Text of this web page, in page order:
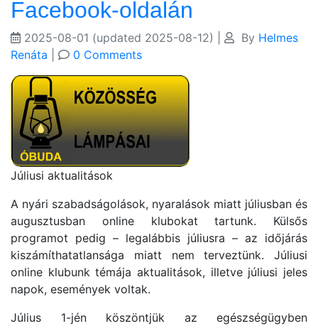
Facebook-oldalán
2025-08-01 (updated 2025-08-12) By Helmes
Renáta
0 Comments
Júliusi aktualitások
A nyári szabadságolások, nyaralások miatt júliusban és
augusztusban online klubokat tartunk. Külsős
programot pedig – legalábbis júliusra – az időjárás
kiszámíthatatlansága miatt nem terveztünk. Júliusi
online klubunk témája aktualitások, illetve júliusi jeles
napok, események voltak.
Július 1-jén köszöntjük az egészségügyben